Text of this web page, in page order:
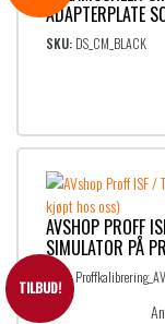
ADAPTERPLATE
SKU: DS_CM_BLACK
TILBUD!
AVSHOP PROFF
SIMULATOR PÅ
SKU: